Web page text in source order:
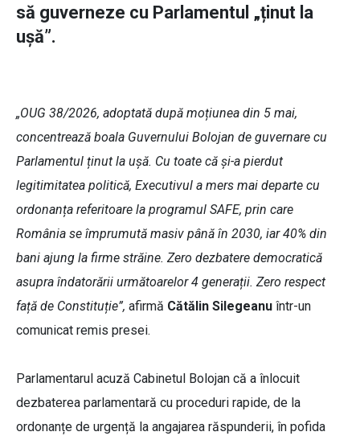
să guverneze cu Parlamentul „ținut la
ușă”.
„OUG 38/2026, adoptată după moțiunea din 5 mai,
concentrează boala Guvernului Bolojan de guvernare cu
Parlamentul ținut la ușă. Cu toate că și-a pierdut
legitimitatea politică, Executivul a mers mai departe cu
ordonanța referitoare la programul SAFE, prin care
România se împrumută masiv până în 2030, iar 40% din
bani ajung la firme străine. Zero dezbatere democratică
asupra îndatorării următoarelor 4 generații. Zero respect
față de Constituție”, afirmă Cătălin Silegeanu într-un
comunicat remis presei.
Parlamentarul acuză Cabinetul Bolojan că a înlocuit
dezbaterea parlamentară cu proceduri rapide, de la
ordonanțe de urgență la angajarea răspunderii, în pofida